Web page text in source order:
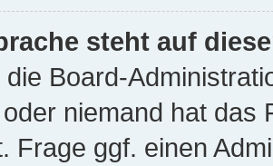
steht auf
die Board-
niemand hat das
Frage ggf. einen